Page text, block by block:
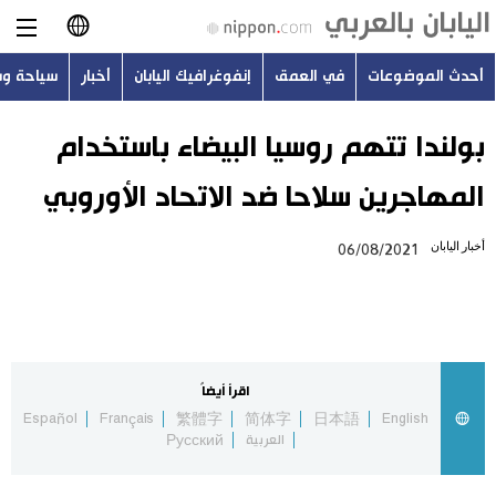
日本語
English
简体字
Русский
أحدث الموضوعات
أحدث الموضوعات في العمق إنفوغرافيك اليابان أخبار سياحة
بولندا تتهم روسيا البيضاء باستخدام
المهاجرين سلاحا ضد الاتحاد الأوروبي
أخبار اليابان 06/08/2021
اقرأ أيضاً
English
日本語
简体字
繁體字
Français
Español
العربية
Русский